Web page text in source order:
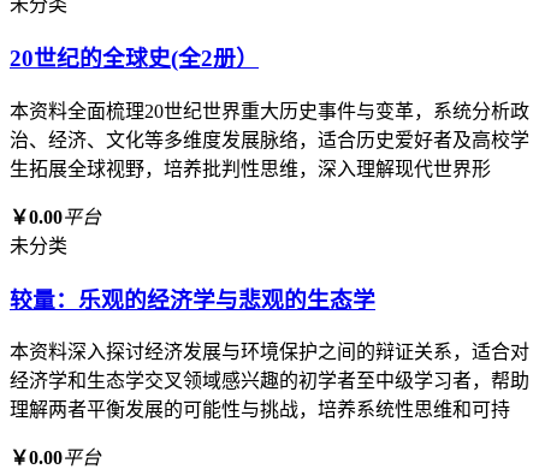
未分类
20世纪的全球史(全2册）
本资料全面梳理20世纪世界重大历史事件与变革，系统分析政
治、经济、文化等多维度发展脉络，适合历史爱好者及高校学
生拓展全球视野，培养批判性思维，深入理解现代世界形
￥0.00平台
未分类
较量：乐观的经济学与悲观的生态学
本资料深入探讨经济发展与环境保护之间的辩证关系，适合对
经济学和生态学交叉领域感兴趣的初学者至中级学习者，帮助
理解两者平衡发展的可能性与挑战，培养系统性思维和可持
￥0.00平台